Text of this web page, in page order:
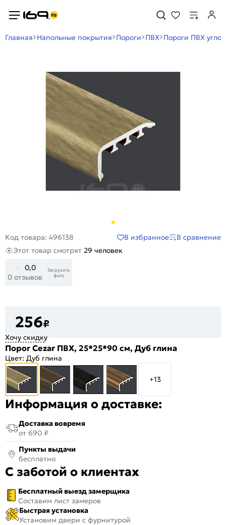
Главная Напольные покрытия Пороги ПВХ Пороги ПВХ
Код товара: 496138 В избранное
В сравнение
Этот товар смотрят 29 человек
0,0
0 отзывов
Загрузить
фото
256₽
Хочу скидку
Порог Cezar ПВХ, 25*25*90 см, Дуб глина
Цвет: Дуб глина
+13
Информация о доставке:
Доставка вовремя
от 690 ₽
Пункты выдачи
бесплатно
С заботой о клиентах
Бесплатный выезд замерщика
Составим лист замеров
Быстрая установка
Установим двери с фурнитурой